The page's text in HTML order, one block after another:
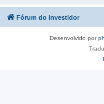
Fórum do investidor
Desenvolvido por